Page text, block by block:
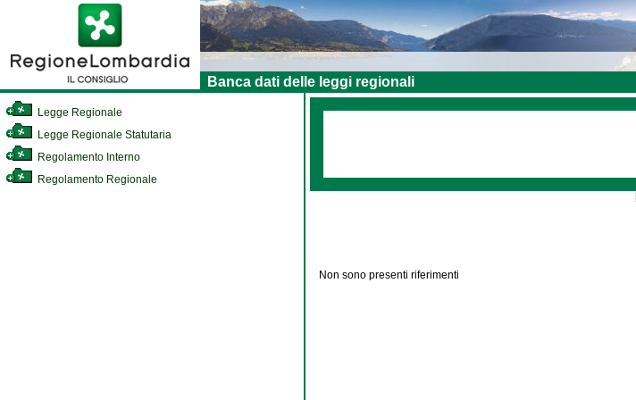
Banca dati delle leggi regionali
Legge Regionale
Legge Regionale Statutaria
Regolamento Interno
Regolamento Regionale
Non sono presenti riferimenti